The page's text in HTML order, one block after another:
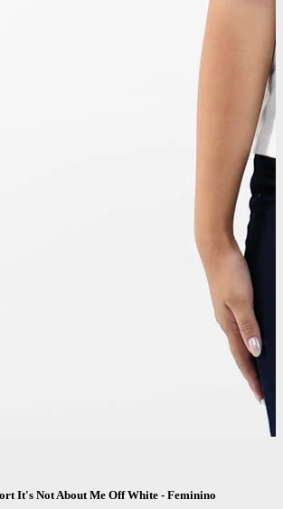
It's Not About Me Off White - Feminino